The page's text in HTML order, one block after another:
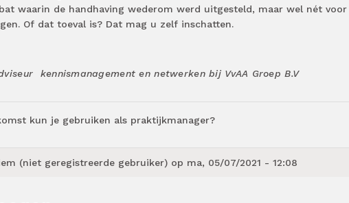
waarin de handhaving wederom werd uitgesteld, maar wel nét voor
Of dat toeval is? Dat mag u zelf inschatten.
kennismanagement en netwerken bij VvAA Groep B.V
kun je gebruiken als praktijkmanager?
(niet geregistreerde gebruiker) op ma, 05/07/2021 - 12:08